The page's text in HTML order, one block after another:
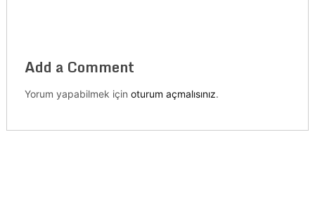
Add a Comment
Yorum yapabilmek için oturum açmalısınız.